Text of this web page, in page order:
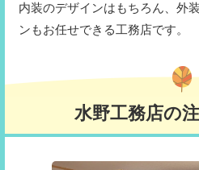
内装のデザインはもちろん、外
ンもお任せできる工務店です。
水野工務店の